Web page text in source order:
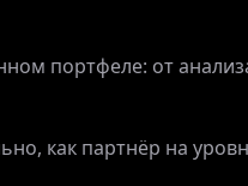
портфеле: от
как партнёр на